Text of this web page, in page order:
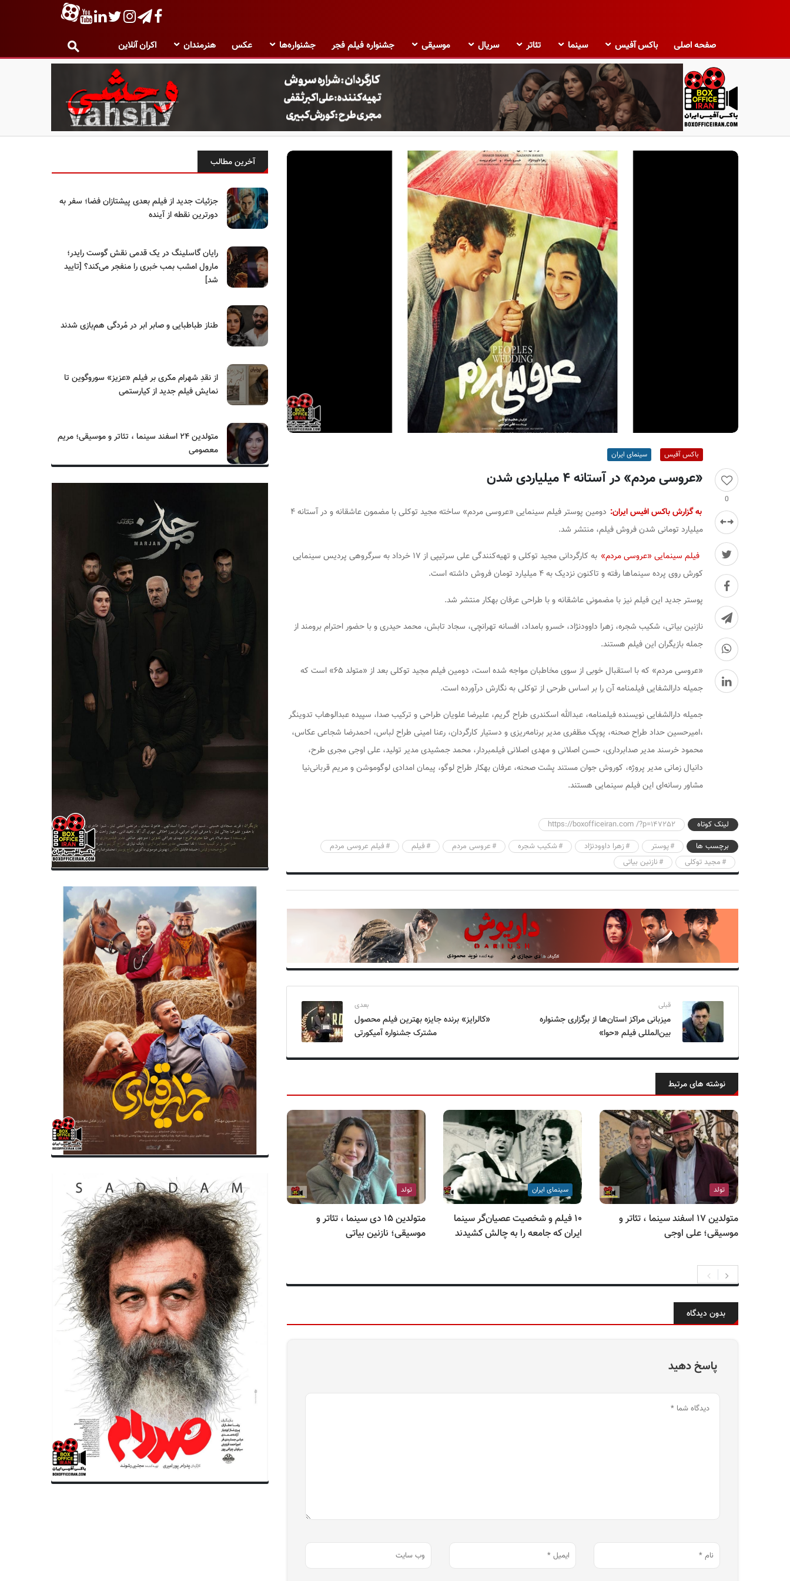
صفحه اصلی باکس آفیس سینما تئاتر سریال موسیقی جشنواره فیلم فجر جشنواره‌ها عکس هنرمندان اکران آنلاین
ب
ک
0
باکس آفیس سینمای ایران
«عروسی مردم» در آستانه ۴ میلیاردی شدن
به گزارش باکس افیس ایران:
دومین پوستر فیلم سینمایی «عروسی مردم» ساخته مجید توکلی با مضمون عاشقانه و در آستانه ۴
میلیارد تومانی شدن فروش فیلم، منتشر شد.
فیلم سینمایی «عروسی مردم»
به کارگردانی مجید توکلی و تهیه‌کنندگی علی سرتیپی از ۱۷ خرداد به سرگروهی پردیس سینمایی
کورش روی پرده سینماها رفته و تاکنون نزدیک به ۴ میلیارد تومان فروش داشته است.
پوستر جدید این فیلم نیز با مضمونی عاشقانه و با طراحی عرفان بهکار منتشر شد.
نازنین بیاتی، شکیب شجره، زهرا داوودنژاد، خسرو بامداد، افسانه تهرانچی، سجاد تابش، محمد حیدری و با حضور احترام برومند از
جمله بازیگران این فیلم هستند.
«عروسی مردم» که با استقبال خوبی از سوی مخاطبان مواجه شده است، دومین فیلم مجید توکلی بعد از «متولد ۶۵» است که
جمیله دارالشفایی فیلمنامه آن را بر اساس طرحی از توکلی به نگارش درآورده است.
جمیله دارالشفایی نویسنده فیلمنامه، عبدالله اسکندری طراح گریم، علیرضا علویان طراحی و ترکیب صدا، سپیده عبدالوهاب تدوینگر
،امیرحسین حداد طراح صحنه، پوپک مظفری مدیر برنامه‌ریزی و دستیار کارگردان، رعنا امینی طراح لباس، احمدرضا شجاعی عکاس،
محمود خرسند مدیر صدابرداری، حسن اصلانی و مهدی اصلانی فیلمبردار، محمد جمشیدی مدیر تولید، علی اوجی مجری طرح،
دانیال زمانی مدیر پروژه، کوروش جوان مستند پشت صحنه، عرفان بهکار طراح لوگو، پیمان امدادی لوگوموشن و مریم قربانی‌نیا
مشاور رسانه‌ای این فیلم سینمایی هستند.
لینک کوتاه
https://boxofficeiran.com /?p=147252
برچسب ها
پوستر زهرا داوودنژاد شکیب شجره عروسی مردم فیلم
فیلم عروسی مردم
مجید توکلی
نازنین بیاتی
قبلی
میزبانی مراکز استان‌ها از برگزاری جشنواره
بین‌المللی فیلم «حوا»
بعدی
«کالرایز» برنده جایزه بهترین فیلم محصول
مشترک جشنواره آمیکورتی
نوشته های مرتبط
تولد
متولدین ۱۷ اسفند سینما ، تئاتر و
موسیقی؛ علی اوجی
سینمای ایران
۱۰ فیلم و شخصیت عصیان‌گر سینما
ایران که جامعه را به چالش کشیدند
تولد
متولدین ۱۵ دی سینما ، تئاتر و
موسیقی؛ نازنین بیاتی
سینمای ایران
نازنین بیاتی بهترین بازیگر زن شد؛
«زمستان بود» رکورد پگاسوس را
شکست
سینمای ایران
از پوستر و تیزر «دوربین‌های
در آستانه اکران رونمایی شد
بدون دیدگاه
پاسخ دهید
آخرین مطالب
جزئیات جدید از فیلم بعدی پیشتازان فضا؛ سفر به
دورترین نقطه از آینده
رایان گاسلینگ در یک قدمی نقش گوست رایدر؛
مارول امشب بمب خبری را منفجر می‌کند؟ [تایید
شد]
طناز طباطبایی و صابر ابر در مُردگی هم‌بازی شدند
از نقدِ شهرام مکری بر فیلم «عزیز» سوروگوین تا
نمایش فیلم جدید از کیارستمی
متولدین ۲۴ اسفند سینما ، تئاتر و موسیقی؛ مریم
معصومی